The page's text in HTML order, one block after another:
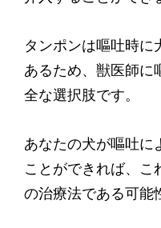
タンポンは嘔吐時に
あるため、獣医師に
全な選択肢です。
あなたの犬が嘔吐に
ことができれば、こ
の治療法である可能